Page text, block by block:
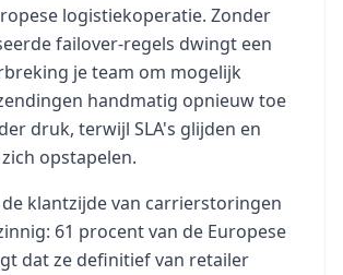
logistiekoperatie. Zonder
failover-regels dwingt een
je team om mogelijk
handmatig opnieuw toe
druk, terwijl SLA's glijden en
opstapelen.
de klantzijde van carrierstoringen
61 procent van de Europese
dat ze definitief van retailer